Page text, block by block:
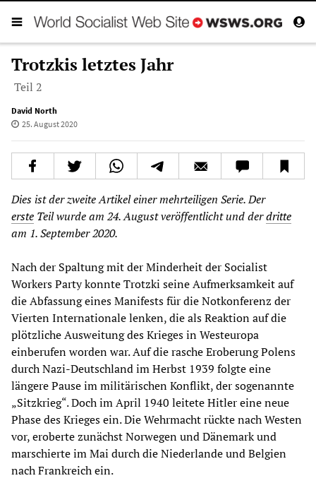
Trotzkis letztes Jahr
Teil 2
David North
25. August 2020
Dies ist der zweite Artikel einer mehrteiligen Serie.Der
erste Teil wurde am 24. August veröffentlicht und derdritte
am 1. September 2020.
Nach der Spaltung mit der Minderheit der Socialist
Workers Party konnte Trotzki seine Aufmerksamkeit auf
die Abfassung eines Manifests für die Notkonferenz der
Vierten Internationale lenken, die als Reaktion auf die
plötzliche Ausweitung des Krieges in Westeuropa
einberufen worden war. Auf die rasche Eroberung Polens
durch Nazi-Deutschland im Herbst 1939 folgte eine
längere Pause im militärischen Konflikt, der sogenannte
„Sitzkrieg“. Doch im April 1940 leitete Hitler eine neue
Phase des Krieges ein. Die Wehrmacht rückte nach Westen
vor, eroberte zunächst Norwegen und Dänemark und
marschierte im Mai durch die Niederlande und Belgien
nach Frankreich ein.